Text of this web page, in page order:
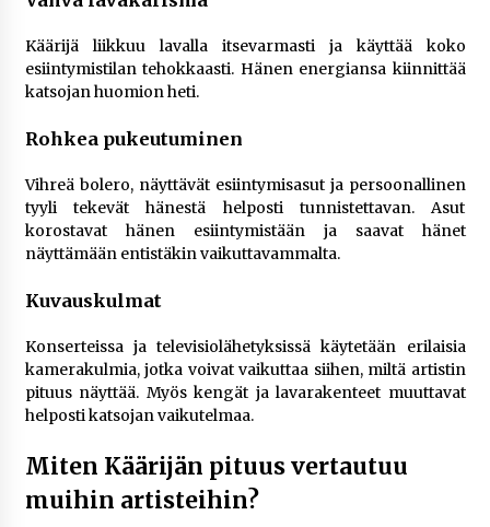
Käärijä liikkuu lavalla itsevarmasti ja käyttää koko
esiintymistilan tehokkaasti. Hänen energiansa kiinnittää
katsojan huomion heti.
Rohkea pukeutuminen
Vihreä bolero, näyttävät esiintymisasut ja persoonallinen
tyyli tekevät hänestä helposti tunnistettavan. Asut
korostavat hänen esiintymistään ja saavat hänet
näyttämään entistäkin vaikuttavammalta.
Kuvauskulmat
Konserteissa ja televisiolähetyksissä käytetään erilaisia
kamerakulmia, jotka voivat vaikuttaa siihen, miltä artistin
pituus näyttää. Myös kengät ja lavarakenteet muuttavat
helposti katsojan vaikutelmaa.
Miten Käärijän pituus vertautuu
muihin artisteihin?